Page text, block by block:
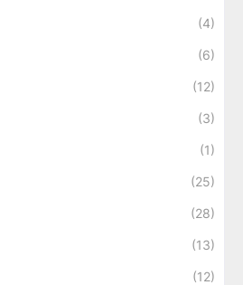
(4)
(6)
(12)
(3)
(1)
(25)
(28)
(13)
(12)